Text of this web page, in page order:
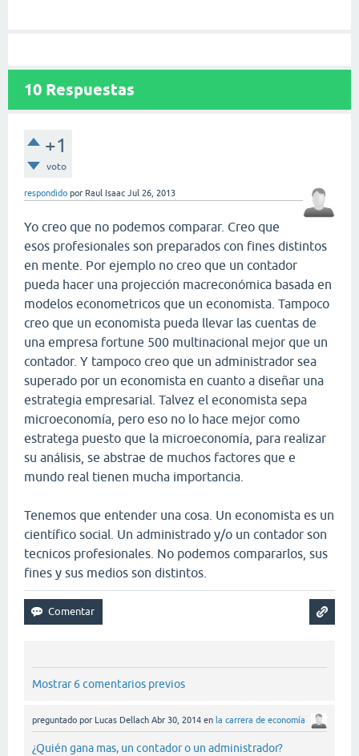
10 Respuestas
+1
voto
respondido por Raul Isaac Jul 26, 2013
Yo creo que no podemos comparar. Creo que
esos profesionales son preparados con fines distintos
en mente. Por ejemplo no creo que un contador
pueda hacer una projección macreconómica basada en
modelos econometricos que un economista. Tampoco
creo que un economista pueda llevar las cuentas de
una empresa fortune 500 multinacional mejor que un
contador. Y tampoco creo que un administrador sea
superado por un economista en cuanto a diseñar una
estrategia empresarial. Talvez el economista sepa
microeconomía, pero eso no lo hace mejor como
estratega puesto que la microeconomía, para realizar
su análisis, se abstrae de muchos factores que e
mundo real tienen mucha importancia.
Tenemos que entender una cosa. Un economista es un
científico social. Un administrado y/o un contador son
tecnicos profesionales. No podemos compararlos, sus
fines y sus medios son distintos.
Mostrar 6 comentarios previos
preguntado por Lucas Dellach Abr 30, 2014 en la carrera de economía
¿Quién gana mas, un contador o un administrador?